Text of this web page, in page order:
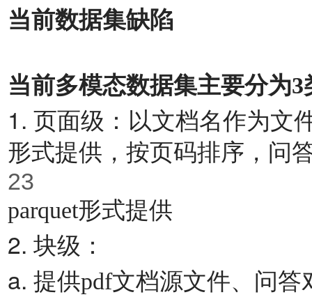
当前数据集缺陷
当前多模态数据集主要分为3
1. ⻚⾯级：以⽂档名作为⽂
形式提供，按⻚码排序，问
23
parquet形式提供
2. 块级：
a. 提供pdf⽂档源⽂件、问答